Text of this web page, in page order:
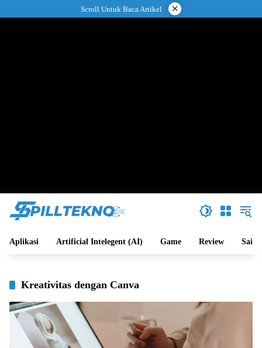
ke
Scroll Untuk Baca Artikel ×
Aplikasi Artificial Intelegent (AI) Game Review Sains
Kreativitas dengan Canva